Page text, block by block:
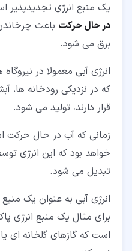
یک منبع انرژی تجدیدپذیر
در حال حرکت باعث
برق می شود.
انرژی آبی معمولا در
که در نزدیکی رودخانه ها،
قرار دارند، تولید می شود.
زمانی که آب در حال حرکت
خواهد بود که این انرژی
تبدیل می شود.
انرژی آبی به عنوان یک منبع
برای مثال یک منبع انرژی
است که گازهای گلخانه ای